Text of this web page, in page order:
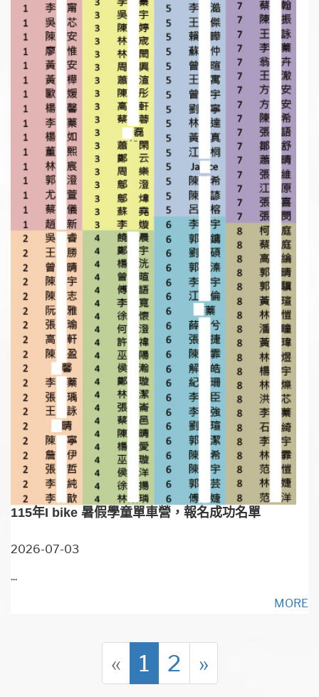
115年I bike 暑假學童單車營，報名成功名單
2026-07-03
...
MORE
« 1 2 »